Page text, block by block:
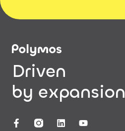
Driven
by expansion